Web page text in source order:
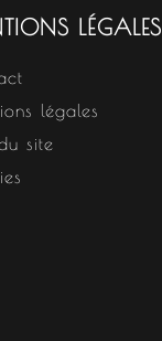
LÉGALES
légales
site